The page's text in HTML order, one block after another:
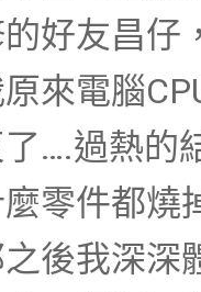
好友昌仔
來電腦
….過熱的
零件都燒
後我深深